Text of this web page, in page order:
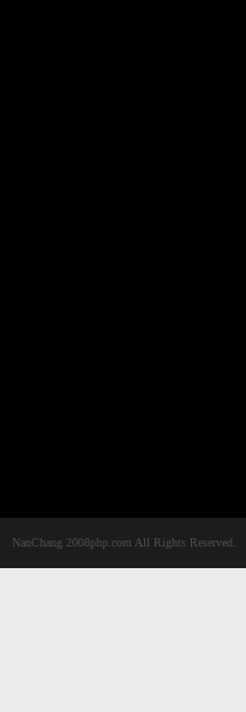
NanChang 2008php.com All Rights Reserved.